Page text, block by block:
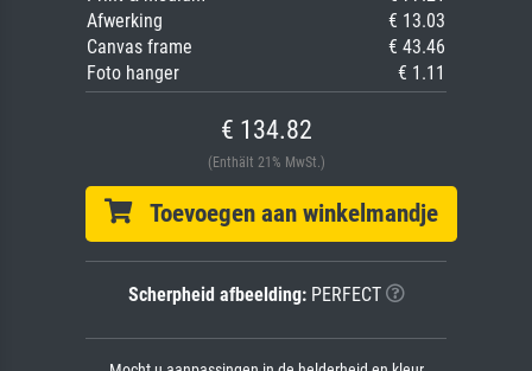
Afwerking
€ 13.03
Canvas frame
€ 43.46
Foto hanger
€ 1.11
€ 134.82
(Enthält 21% MwSt.)
Toevoegen aan winkelmandje
Scherpheid afbeelding:PERFECT